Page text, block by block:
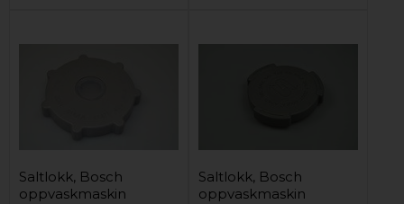
Saltlokk, Bosch
oppvaskmaskin
Saltlokk, Bosch
oppvaskmaskin